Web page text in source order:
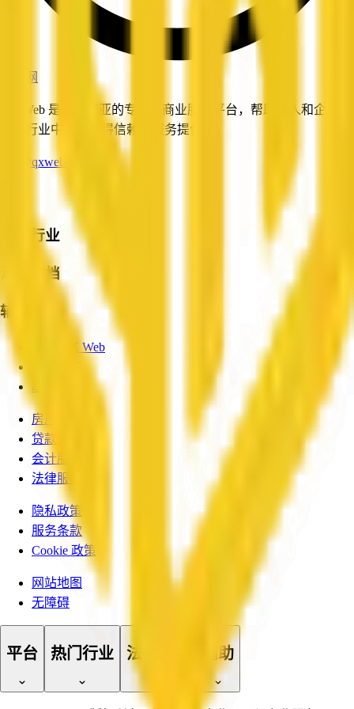
企信网
QX Web 是澳大利亚的专业与商业服务平台，帮助个人和企业在
重点行业中找到值得信赖的服务提供商。
info@qxweb.com.au
热门行业
法律文档
辅助
关于 QX Web
房产中介
贷款经纪
会计服务
法律服务
隐私政策
服务条款
Cookie 政策
网站地图
无障碍
平台 热门行业 法律文档 辅助